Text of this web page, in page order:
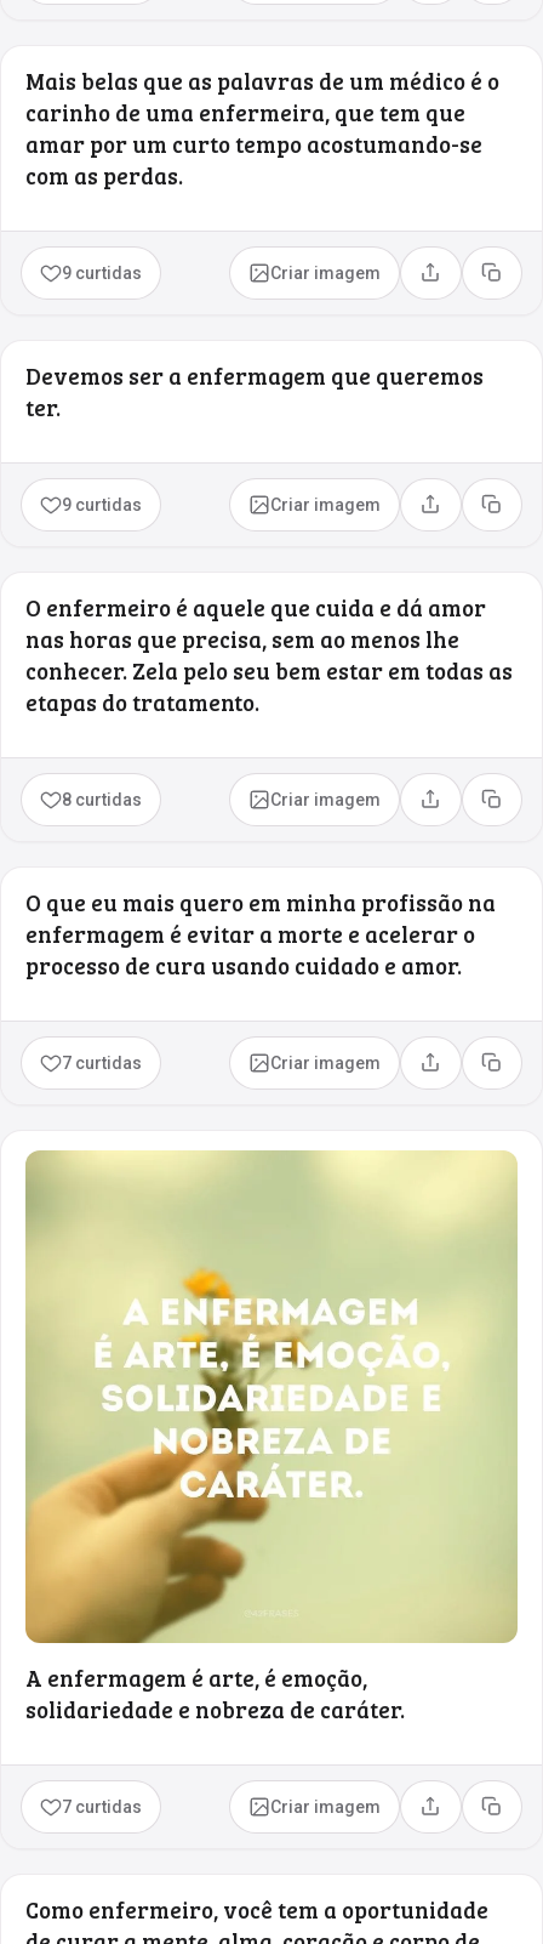
Mais belas que as palavras de um médico é o
carinho de uma enfermeira, que tem que
amar por um curto tempo acostumando-se
com as perdas.
9 curtidas Criar imagem Compartilhar
Copiar
Devemos ser a enfermagem que queremos
ter.
9 curtidas Criar imagem Compartilhar
Copiar
O enfermeiro é aquele que cuida e dá amor
nas horas que precisa, sem ao menos lhe
conhecer. Zela pelo seu bem estar em todas as
etapas do tratamento.
8 curtidas Criar imagem Compartilhar
Copiar
O que eu mais quero em minha profissão na
enfermagem é evitar a morte e acelerar o
processo de cura usando cuidado e amor.
7 curtidas Criar imagem Compartilhar
Copiar
A enfermagem é arte, é emoção,
solidariedade e nobreza de caráter.
7 curtidas Criar imagem Compartilhar
Copiar
Como enfermeiro, você tem a oportunidade